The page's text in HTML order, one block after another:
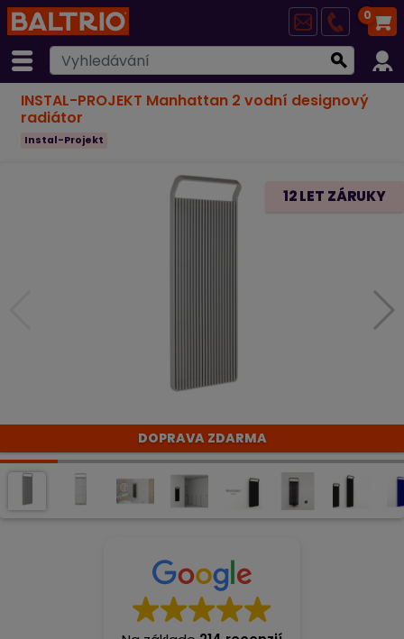
0
INSTAL-PROJEKT Manhattan 2 vodní designový
radiátor
Instal-Projekt
DOPRAVA ZDARMA
12 LET ZÁRUKY